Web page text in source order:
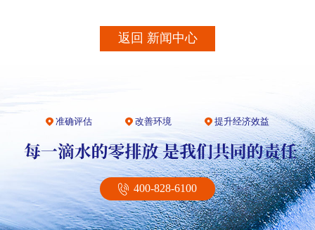
返回 新闻中心
准确评估 改善环境 提升经济效益
400-828-6100